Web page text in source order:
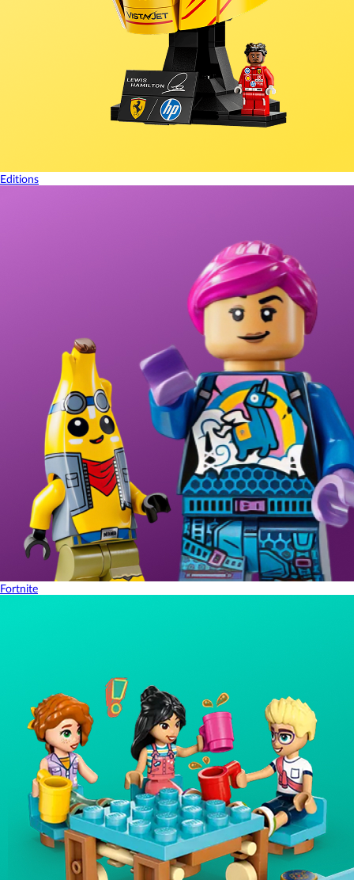
Editions
Fortnite